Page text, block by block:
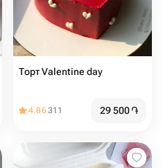
Торт Valentine day
4.86311 29 500֏